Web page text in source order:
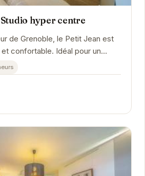
hyper centre
de Grenoble, le Petit Jean est
confortable. Idéal pour un
en solo, il offre un...